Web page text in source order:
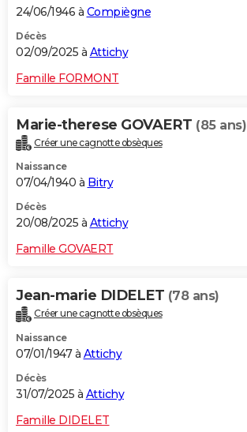
24/06/1946 à Compiègne
Décès
02/09/2025 à Attichy
Famille FORMONT
Marie-therese GOVAERT (85 ans)
Créer une cagnotte obsèques
Naissance
07/04/1940 à Bitry
Décès
20/08/2025 à Attichy
Famille GOVAERT
Jean-marie DIDELET (78 ans)
Créer une cagnotte obsèques
Naissance
07/01/1947 à Attichy
Décès
31/07/2025 à Attichy
Famille DIDELET